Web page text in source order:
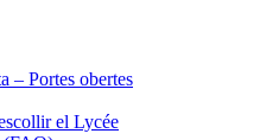
– Portes obertes
el Lycée